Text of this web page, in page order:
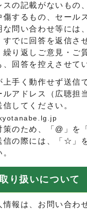
スの記載がないもの
傷するもの、セール
な問い合わせ等には
すでに回答を返信さ
繰り返しご意見・ご
回答を控えさせて
上手く動作せず送信
ルアドレス（広聴担
してください。
策のため、「@」を
信の際には、「☆」
り扱いについて
報は、お問い合わ